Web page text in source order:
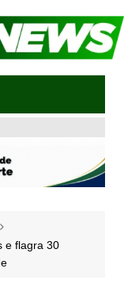
e flagra 30